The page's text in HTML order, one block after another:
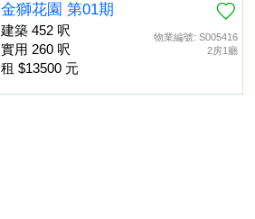
物業編號: S005416
2房1廳
金獅花園 第01期
建築 452 呎
實用 260 呎
租 $13500 元